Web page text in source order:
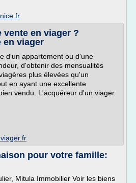
vente en viager ?
en viager
d'un appartement ou d'une
d'obtenir des mensualités
plus élevées qu'un
en ayant une excellente
vendu. L'acquéreur d'un viager
pour votre famille:
Mitula Immobilier Voir les biens